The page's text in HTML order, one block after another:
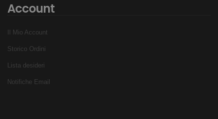
Account
Il Mio Account
Storico Ordini
Lista desideri
Notifiche Email